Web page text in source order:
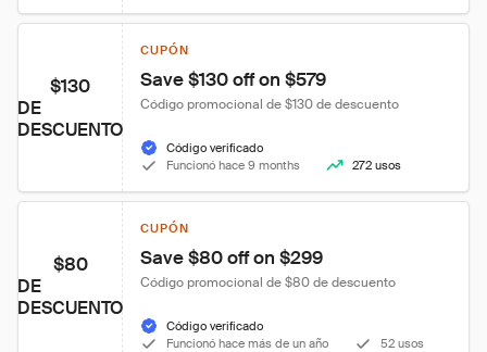
$130
DE
DESCUENTO
CUPÓN
Save $130 off on $579
Código promocional de $130 de descuento
Código verificado
Funcionó hace 9 months
272 usos
$80
DE
DESCUENTO
CUPÓN
Save $80 off on $299
Código promocional de $80 de descuento
Código verificado
Funcionó hace más de un año
52 usos